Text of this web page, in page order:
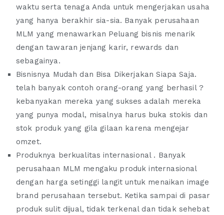
waktu serta tenaga Anda untuk mengerjakan usaha
yang hanya berakhir sia-sia. Banyak perusahaan
MLM yang menawarkan Peluang bisnis menarik
dengan tawaran jenjang karir, rewards dan
sebagainya.
Bisnisnya Mudah dan Bisa Dikerjakan Siapa Saja.
telah banyak contoh orang-orang yang berhasil ?
kebanyakan mereka yang sukses adalah mereka
yang punya modal, misalnya harus buka stokis dan
stok produk yang gila gilaan karena mengejar
omzet.
Produknya berkualitas internasional . Banyak
perusahaan MLM mengaku produk internasional
dengan harga setinggi langit untuk menaikan image
brand perusahaan tersebut. Ketika sampai di pasar
produk sulit dijual, tidak terkenal dan tidak sehebat